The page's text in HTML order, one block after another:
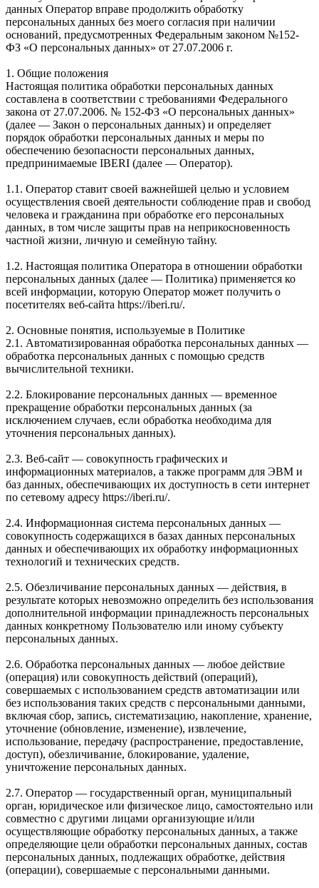
данных Оператор вправе продолжить обработку
персональных данных без моего согласия при наличии
оснований, предусмотренных Федеральным законом №152-
ФЗ «О персональных данных» от 27.07.2006 г.
1. Общие положения
Настоящая политика обработки персональных данных
составлена в соответствии с требованиями Федерального
закона от 27.07.2006. № 152-ФЗ «О персональных данных»
(далее — Закон о персональных данных) и определяет
порядок обработки персональных данных и меры по
обеспечению безопасности персональных данных,
предпринимаемые IBERI (далее — Оператор).
1.1. Оператор ставит своей важнейшей целью и условием
осуществления своей деятельности соблюдение прав и свобод
человека и гражданина при обработке его персональных
данных, в том числе защиты прав на неприкосновенность
частной жизни, личную и семейную тайну.
1.2. Настоящая политика Оператора в отношении обработки
персональных данных (далее — Политика) применяется ко
всей информации, которую Оператор может получить о
посетителях веб-сайта https://iberi.ru/.
2. Основные понятия, используемые в Политике
2.1. Автоматизированная обработка персональных данных —
обработка персональных данных с помощью средств
вычислительной техники.
2.2. Блокирование персональных данных — временное
прекращение обработки персональных данных (за
исключением случаев, если обработка необходима для
уточнения персональных данных).
2.3. Веб-сайт — совокупность графических и
информационных материалов, а также программ для ЭВМ и
баз данных, обеспечивающих их доступность в сети интернет
по сетевому адресу https://iberi.ru/.
2.4. Информационная система персональных данных —
совокупность содержащихся в базах данных персональных
данных и обеспечивающих их обработку информационных
технологий и технических средств.
2.5. Обезличивание персональных данных — действия, в
результате которых невозможно определить без использования
дополнительной информации принадлежность персональных
данных конкретному Пользователю или иному субъекту
персональных данных.
2.6. Обработка персональных данных — любое действие
(операция) или совокупность действий (операций),
совершаемых с использованием средств автоматизации или
без использования таких средств с персональными данными,
включая сбор, запись, систематизацию, накопление, хранение,
уточнение (обновление, изменение), извлечение,
использование, передачу (распространение, предоставление,
доступ), обезличивание, блокирование, удаление,
уничтожение персональных данных.
2.7. Оператор — государственный орган, муниципальный
орган, юридическое или физическое лицо, самостоятельно или
совместно с другими лицами организующие и/или
осуществляющие обработку персональных данных, а также
определяющие цели обработки персональных данных, состав
персональных данных, подлежащих обработке, действия
(операции), совершаемые с персональными данными.